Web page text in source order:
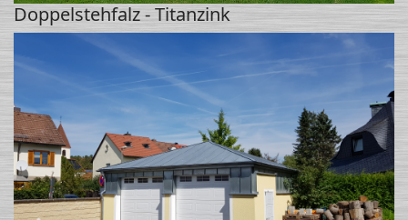
Doppelstehfalz - Titanzink